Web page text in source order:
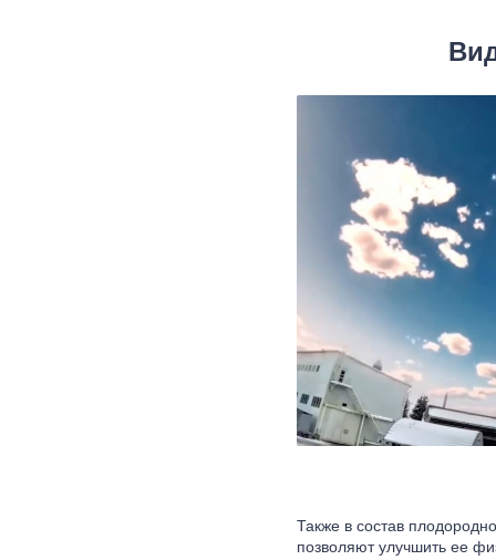
Также в состав
позволяют улучшить ее